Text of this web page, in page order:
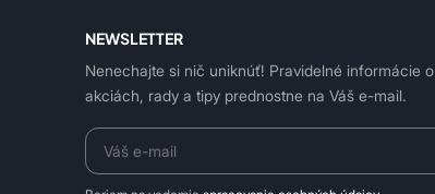
NEWSLETTER
Nenechajte si nič uniknúť! Pravidelné informácie o
akciách, rady a tipy prednostne na Váš e-mail.